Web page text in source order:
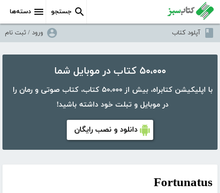
دسته‌ها جستجو
آپلود کتاب ورود / ثبت نام
۵۰،۰۰۰ کتاب در موبایل شما
با اپلیکیشن کتابراه، بیش از ۵۰،۰۰۰ کتاب، کتاب صوتی و رمان را
در موبایل و تبلت خود داشته باشید!
دانلود و نصب رایگان
Fortunatus